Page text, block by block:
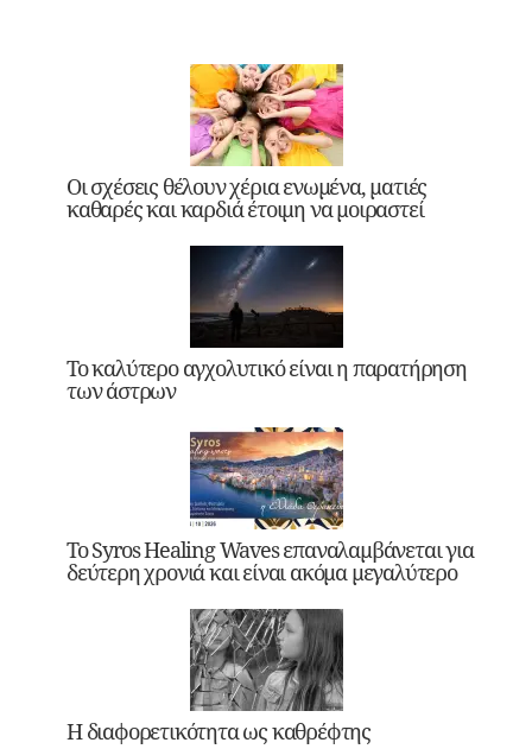
Οι σχέσεις θέλουν χέρια ενωμένα, ματιές
καθαρές και καρδιά έτοιμη να μοιραστεί
Το καλύτερο αγχολυτικό είναι η παρατήρηση
των άστρων
Το Syros Healing Waves επαναλαμβάνεται για
δεύτερη χρονιά και είναι ακόμα μεγαλύτερο
Η διαφορετικότητα ως καθρέφτης